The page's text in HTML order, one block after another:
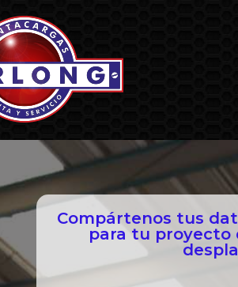
Compártenos tus
para tu proyecto